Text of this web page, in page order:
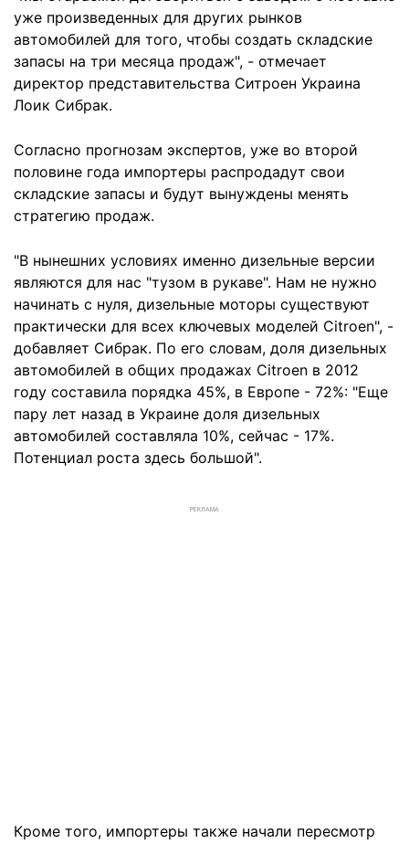
уже произведенных для других рынков
автомобилей для того, чтобы создать складские
запасы на три месяца продаж", - отмечает
директор представительства Ситроен Украина
Лоик Сибрак.
Согласно прогнозам экспертов, уже во второй
половине года импортеры распродадут свои
складские запасы и будут вынуждены менять
стратегию продаж.
"В нынешних условиях именно дизельные версии
являются для нас "тузом в рукаве". Нам не нужно
начинать с нуля, дизельные моторы существуют
практически для всех ключевых моделей Citroen", -
добавляет Сибрак. По его словам, доля дизельных
автомобилей в общих продажах Citroen в 2012
году составила порядка 45%, в Европе - 72%: "Еще
пару лет назад в Украине доля дизельных
автомобилей составляла 10%, сейчас - 17%.
Потенциал роста здесь большой".
РЕКЛАМА
Кроме того, импортеры также начали пересмотр